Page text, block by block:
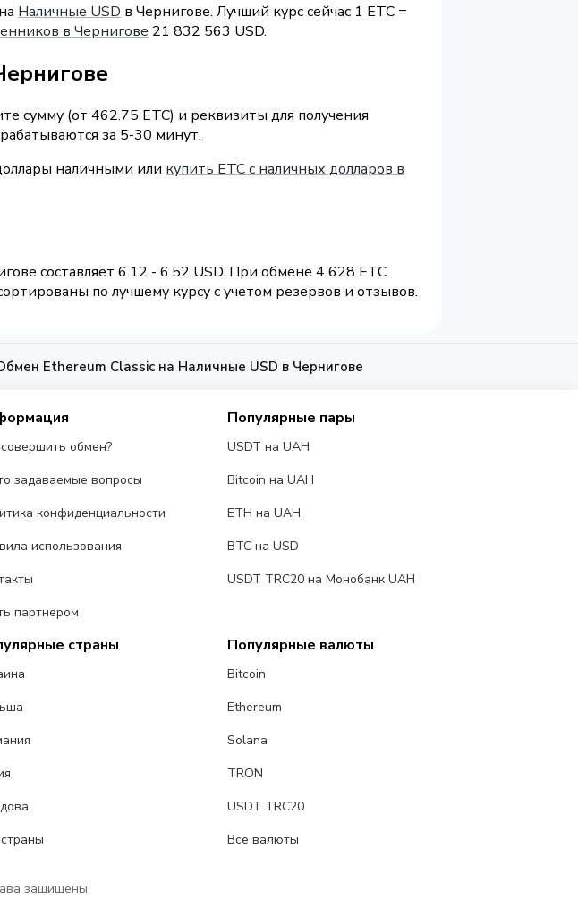
на Наличные USD в Чернигове. Лучший курс сейчас 1 ETC =
в Чернигове 21 832 563 USD.
сумму (от 462.75 ETC) и реквизиты для получения
за 5-30 минут.
наличными или купить ETC с наличных долларов в
составляет 6.12 - 6.52 USD. При обмене 4 628 ETC
по лучшему курсу с учетом резервов и отзывов.
Ethereum Classic на Наличные USD в Чернигове
обмен?
задаваемые вопросы
конфиденциальности
использования
партнером
Популярные пары
USDT на UAH
Bitcoin на UAH
ETH на UAH
BTC на USD
USDT TRC20 на Монобанк UAH
страны Популярные валюты
Bitcoin
Ethereum
Solana
TRON
USDT TRC20
Все валюты
защищены.